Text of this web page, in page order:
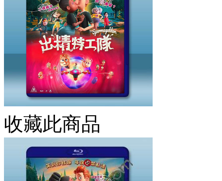
收藏此商品